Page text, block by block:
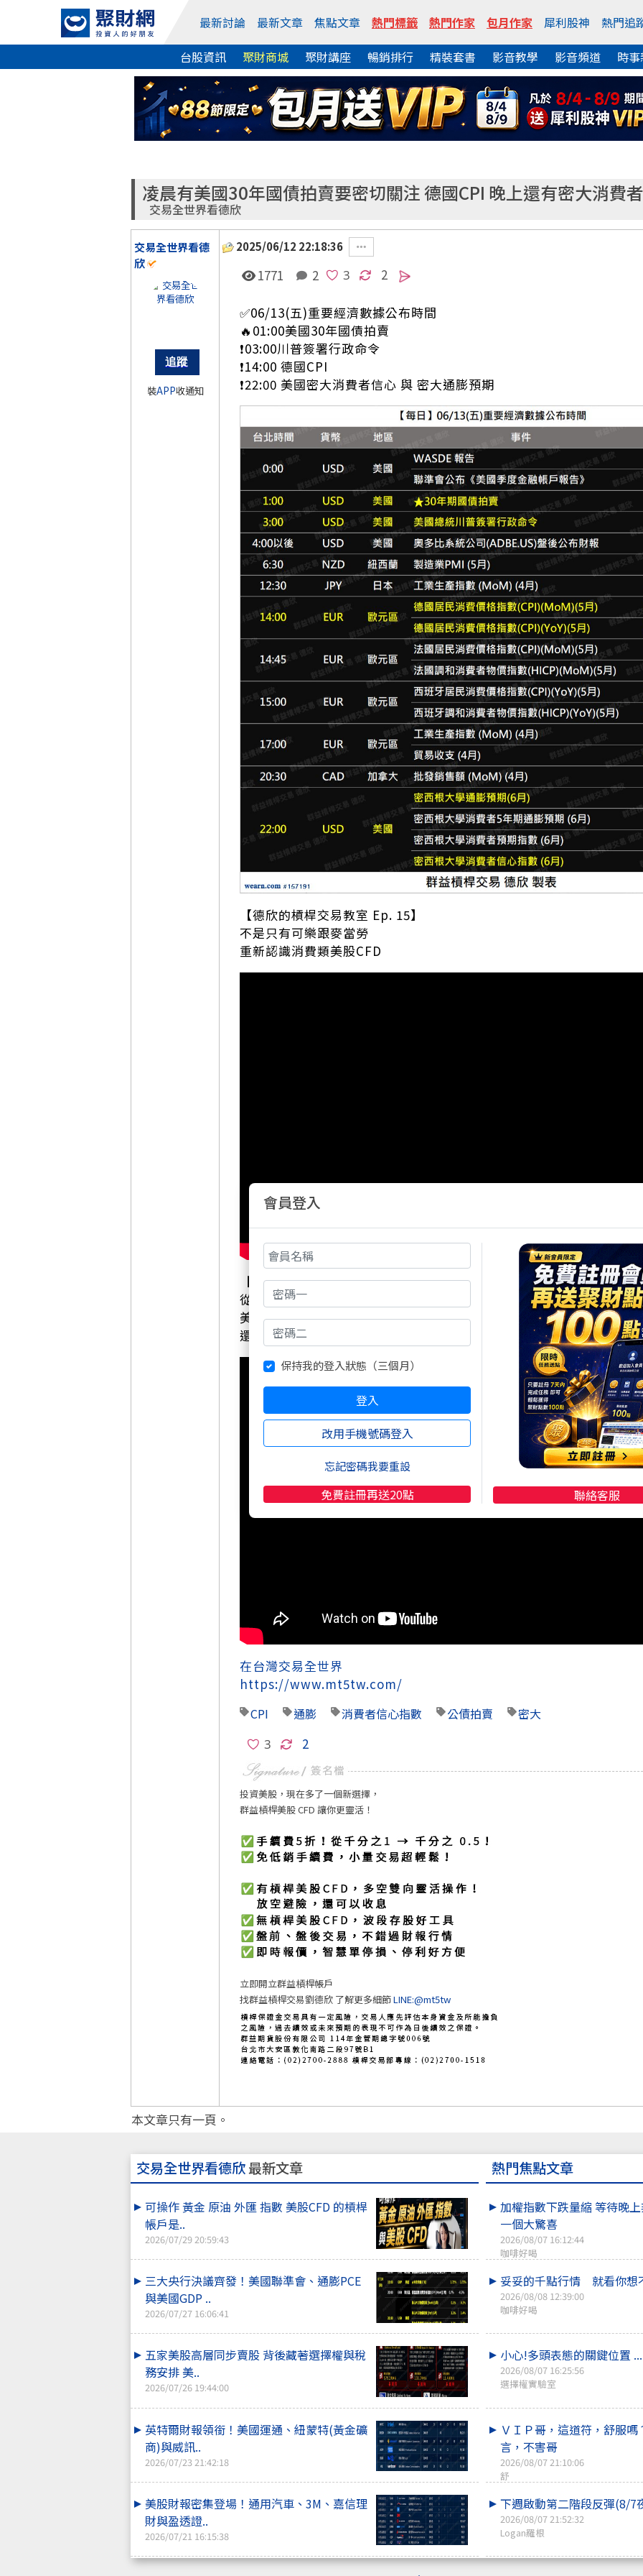
最新討論 最新文章 焦點文章 熱門標籤 熱門作家 包月作家 犀利股神
熱門追
台股資訊
聚財商城 聚財講座 暢銷排行 精裝套書 影音教學 影音頻道 時
凌晨有美國30年國債拍賣要密切關注 德國CPI 晚上還有密大消費
交易全世界看德欣
交易全世界看德
欣
裝APP收通知
2025/06/12 22:18:36
1771 2 2
✅06/13(五)重要經濟數據公布時間
🔥01:00美國30年國債拍賣
❗03:00川普簽署行政命令
❗14:00 德國CPI
❗22:00 美國密大消費者信心 與 密大通膨預期
【德欣的槓桿交易教室 Ep. 15】
不是只有可樂跟麥當勞
重新認識消費類美股CFD
【德欣的槓桿交易教室 Ep. 14】
從黑金到綠能
美股CFD帶你布局能源股的傳統與未來
還有能源ETF與碳捕捉概念股
在台灣交易全世界
https://www.mt5tw.com/
CPI 通膨 消費者信心指數 公債拍賣 密大
2
投資美股，現在多了一個新選擇，
群益槓桿美股 CFD 讓你更靈活！
立即開立群益槓桿帳戶
找群益槓桿交易劉德欣 了解更多細節LINE:@mt5tw
本文章只有一頁。
交易全世界看德欣最新文章
可操作 黃金 原油 外匯 指數 美股CFD 的槓桿
帳戶是..
2026/07/29 20:59:43
三大央行決議齊發！美國聯準會、通膨PCE
與美國GDP ..
2026/07/27 16:06:41
五家美股高層同步賣股 背後藏著選擇權與稅
務安排 美..
2026/07/26 19:44:00
英特爾財報領銜！美國運通、紐蒙特(黃金礦
商)與威訊..
2026/07/23 21:42:18
美股財報密集登場！通用汽車、3M、嘉信理
財與盈透證..
2026/07/21 16:15:38
熱門焦點文章
加權指數下跌量縮 等待晚
一個大驚喜
2026/08/07 16:12:44
咖啡好喝
妥妥的千點行情 就看你想
2026/08/08 12:39:00
咖啡好喝
小心!多頭表態的關鍵位置
2026/08/07 16:25:56
選擇權實驗室
ＶＩＰ哥，這道符，舒服
言，不害哥
2026/08/07 21:10:06
舒
下週啟動第二階段反彈(8/7
2026/08/07 21:52:32
Logan羅根
會員登入
保持我的登入狀態（三個月）
登入
改用手機號碼登入
忘記密碼我要重設
免費註冊再送20點 聯絡客服